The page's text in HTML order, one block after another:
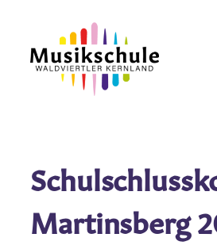
springen
Martinsberg